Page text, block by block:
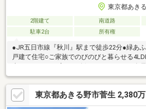
東京都あき
2階建て 南道路
駐車2台
所有権
●JR五日市線『秋川』駅まで徒歩22分●緑あ
戸建て住宅○ご家族でのびのびと暮らせる
た南側道路で日当たり良好●南向きのバルコ
充実［小屋裏収納、全居室収納、床下収納な
台分あり ※車種によります●利便性と穏やか
境●徒歩15分圏内にコンビニ、スーパー、ド
東京都あきる野市菅生 2,380